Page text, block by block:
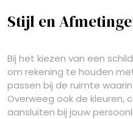
Stijl en
Bij het kiezen van een
om rekening te houden
passen bij de ruimte
Overweeg ook de kleuren,
aansluiten bij jouw